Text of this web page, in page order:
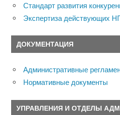
Стандарт развития
Экспертиза действующих
ДОКУМЕНТАЦИЯ
Административные
Нормативные документы
УПРАВЛЕНИЯ И ОТДЕЛЫ